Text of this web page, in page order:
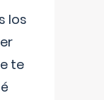
los
te